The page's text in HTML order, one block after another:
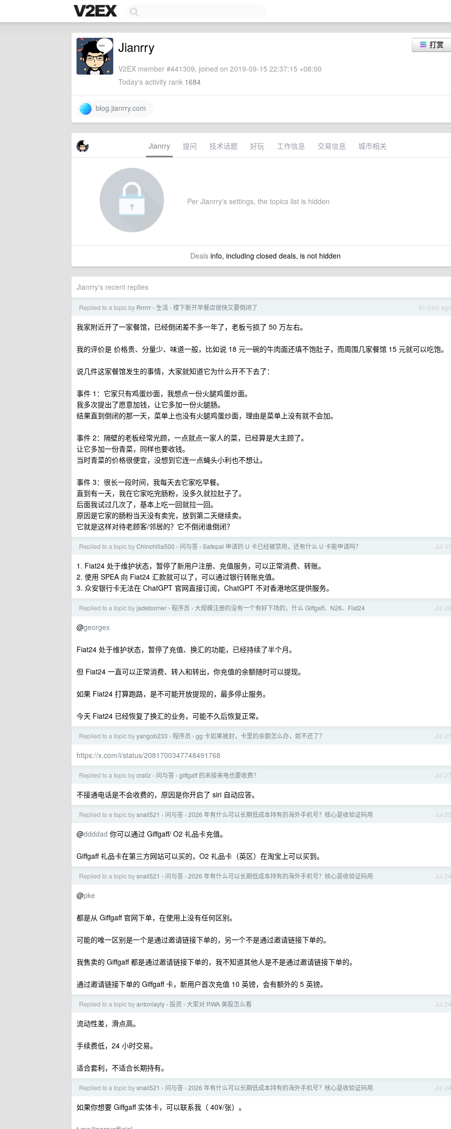
打赏
Jianrry
V2EX member #441309, joined on 2019-09-15 22:37:15 +08:00
Today's activity rank 1684
blog.jianrry.com
Jianrry 提问 技术话题 好玩 工作信息 交易信息 城市相关
Per Jianrry's settings, the topics list is hidden
Dealsinfo, including closed deals, is not hidden
Jianrry's recent replies
6h 54m ago
Replied to a topic by Rrrrrr › 生活 › 楼下新开早餐店很快又要倒闭了
我家附近开了一家餐馆，已经倒闭差不多一年了，老板亏损了 50 万左右。
我的评价是 价格贵、分量少、味道一般，比如说 18 元一碗的牛肉面还填不饱肚子，而周围几家餐馆 15 元就可以吃饱。
说几件这家餐馆发生的事情，大家就知道它为什么开不下去了：
事件 1：它家只有鸡蛋炒面，我想点一份火腿鸡蛋炒面。
我多次提出了愿意加钱，让它多加一份火腿肠。
结果直到倒闭的那一天，菜单上也没有火腿鸡蛋炒面，理由是菜单上没有就不会加。
事件 2：隔壁的老板经常光顾，一点就点一家人的菜，已经算是大主顾了。
让它多加一份青菜，同样也要收钱。
当时青菜的价格很便宜，没想到它连一点蝇头小利也不想让。
事件 3：很长一段时间，我每天去它家吃早餐。
直到有一天，我在它家吃完肠粉，没多久就拉肚子了。
后面我试过几次了，基本上吃一回就拉一回。
原因是它家的肠粉当天没有卖完，放到第二天继续卖。
它就是这样对待老顾客/邻居的？它不倒闭谁倒闭？
Jul 31
Replied to a topic byChinchilla500 › 问与答 › Safepal 申请的 U 卡已经被禁用，还有什么 U 卡能申请吗？
1. Fiat24 处于维护状态，暂停了新用户注册、充值服务，可以正常消费、转账。
2. 使用 SPEA 向 Fiat24 汇款就可以了，可以通过银行转账充值。
3. 众安银行卡无法在 ChatGPT 官网直接订阅，ChatGPT 不对香港地区提供服务。
Jul 29
Replied to a topic byjadeborner › 程序员 › 大规模注册的没有一个有好下场的，什么 Giffgaff、N26、Fiat24
@georgex
Fiat24 处于维护状态，暂停了充值、换汇的功能，已经持续了半个月。
但 Fiat24 一直可以正常消费、转入和转出，你充值的余额随时可以提现。
如果 Fiat24 打算跑路，是不可能开放提现的，最多停止服务。
今天 Fiat24 已经恢复了换汇的业务，可能不久后恢复正常。
Jul 27
Replied to a topic byyangob233 › 程序员 › gg 卡如果被封，卡里的余额怎么办，就不还了？
https://x.com/i/status/2081700347748491768
Jul 27
Replied to a topic bycraiiz › 问与答 › giffgaff 的未接来电也要收费？
不接通电话是不会收费的，原因是你开启了 siri 自动应答。
Jul 25
Replied to a topic bysnail521 › 问与答 › 2026 年有什么可以长期低成本持有的海外手机号？核心是收验证码用
@ddddad 你可以通过 Giffgaff/ O2 礼品卡充值。
Giffgaff 礼品卡在第三方网站可以买的，O2 礼品卡（英区）在淘宝上可以买到。
Jul 24
Replied to a topic bysnail521 › 问与答 › 2026 年有什么可以长期低成本持有的海外手机号？核心是收验证码用
@pke
都是从 Giffgaff 官网下单，在使用上没有任何区别。
可能的唯一区别是一个是通过邀请链接下单的，另一个不是通过邀请链接下单的。
我售卖的 Giffgaff 都是通过邀请链接下单的，我不知道其他人是不是通过邀请链接下单的。
通过邀请链接下单的 Giffgaff 卡，新用户首次充值 10 英镑，会有额外的 5 英镑。
Jul 24
Replied to a topic byantoniayly › 投资 › 大家对 RWA 美股怎么看
流动性差，滑点高。
手续费低，24 小时交易。
适合套利，不适合长期持有。
Jul 24
Replied to a topic bysnail521 › 问与答 › 2026 年有什么可以长期低成本持有的海外手机号？核心是收验证码用
如果你想要 Giffgaff 实体卡，可以联系我（ 40¥/张）。